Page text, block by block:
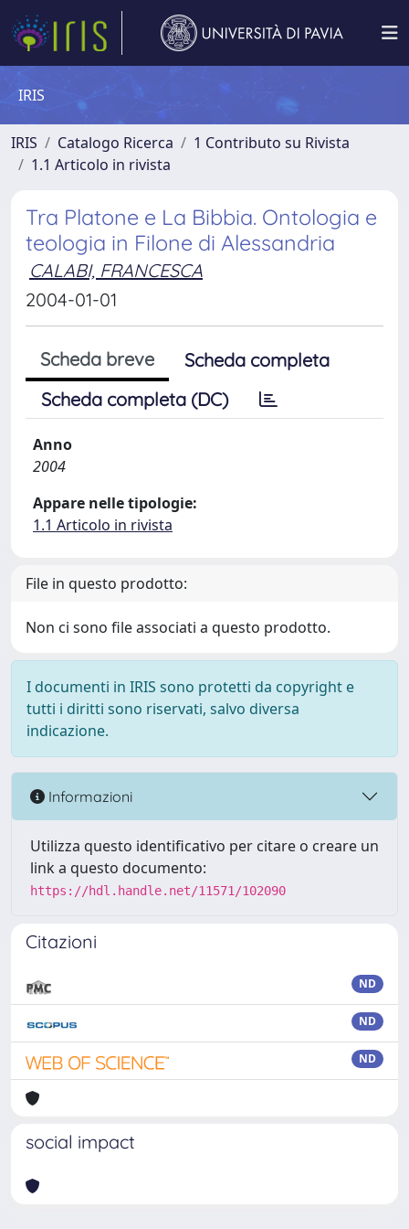
IRIS
IRIS Catalogo Ricerca
1 Contributo su Rivista
1.1 Articolo in rivista
Tra Platone e La Bibbia. Ontologia e
teologia in Filone di Alessandria
CALABI, FRANCESCA
2004-01-01
Scheda breve
Scheda completa
Scheda completa (DC)
Anno
2004
Appare nelle tipologie:
1.1 Articolo in rivista
File in questo prodotto:
Non ci sono file associati a questo prodotto.
I documenti in IRIS sono protetti da copyright e
tutti i diritti sono riservati, salvo diversa
indicazione.
Informazioni
Utilizza questo identificativo per citare o creare un
link a questo documento:
https://hdl.handle.net/11571/102090
Citazioni
ND
ND
ND
social impact